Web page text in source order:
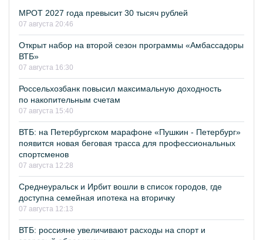
МРОТ 2027 года превысит 30 тысяч рублей
07 августа 20:46
Открыт набор на второй сезон программы «Амбассадоры
ВТБ»
07 августа 16:30
Россельхозбанк повысил максимальную доходность
по накопительным счетам
07 августа 15:40
ВТБ: на Петербургском марафоне «Пушкин - Петербург»
появится новая беговая трасса для профессиональных
спортсменов
07 августа 12:28
Среднеуральск и Ирбит вошли в список городов, где
доступна семейная ипотека на вторичку
07 августа 12:13
ВТБ: россияне увеличивают расходы на спорт и